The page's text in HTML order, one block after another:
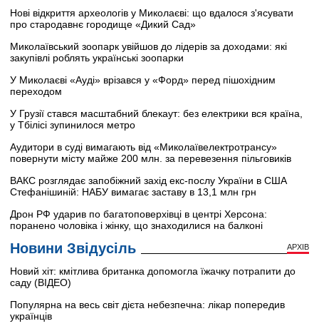
Нові відкриття археологів у Миколаєві: що вдалося з'ясувати
про стародавнє городище «Дикий Сад»
Миколаївський зоопарк увійшов до лідерів за доходами: які
закупівлі роблять українські зоопарки
У Миколаєві «Ауді» врізався у «Форд» перед пішохідним
переходом
У Грузії стався масштабний блекаут: без електрики вся країна,
у Тбілісі зупинилося метро
Аудитори в суді вимагають від «Миколаївелектротрансу»
повернути місту майже 200 млн. за перевезення пільговиків
ВАКС розглядає запобіжний захід екс-послу України в США
Стефанішиній: НАБУ вимагає заставу в 13,1 млн грн
Дрон РФ ударив по багатоповерхівці в центрі Херсона:
поранено чоловіка і жінку, що знаходилися на балконі
Новини Звідусіль АРХІВ
Новий хіт: кмітлива британка допомогла їжачку потрапити до
саду (ВІДЕО)
Популярна на весь світ дієта небезпечна: лікар попередив
українців